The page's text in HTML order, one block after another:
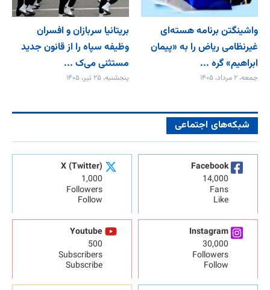
واشینگتن برنامه هسته‌ای
غیرنظامی ریاض را به «پیمان‌
ابراهیم» گره ...
جمعه، ۲ مرداد، ۱۴۰۵
بریتانیا سربازان و افسران
وظیفه سپاه را از قانون جدید
مستثنی می‌ک ...
پنجشنبه، ۲۵ تیر، ۱۴۰۵
شبکه‌های اجتماعی
Facebook
14,000
Fans
Like
X (Twitter)
1,000
Followers
Follow
Instagram
30,000
Followers
Follow
Youtube
500
Subscribers
Subscribe